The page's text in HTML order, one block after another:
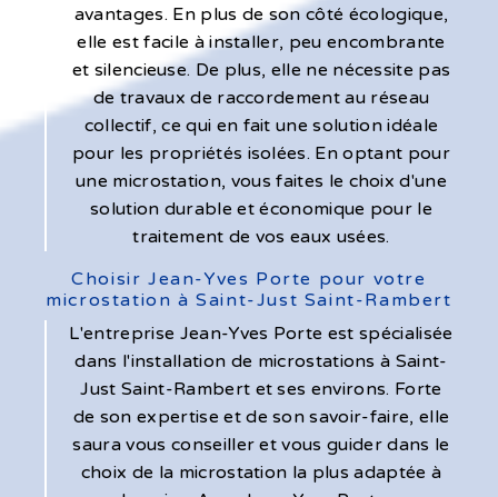
avantages. En plus de son côté écologique,
elle est facile à installer, peu encombrante
et silencieuse. De plus, elle ne nécessite pas
de travaux de raccordement au réseau
collectif, ce qui en fait une solution idéale
pour les propriétés isolées. En optant pour
une microstation, vous faites le choix d'une
solution durable et économique pour le
traitement de vos eaux usées.
Choisir Jean-Yves Porte pour votre
microstation à Saint-Just Saint-Rambert
L'entreprise Jean-Yves Porte est spécialisée
dans l'installation de microstations à Saint-
Just Saint-Rambert et ses environs. Forte
de son expertise et de son savoir-faire, elle
saura vous conseiller et vous guider dans le
choix de la microstation la plus adaptée à